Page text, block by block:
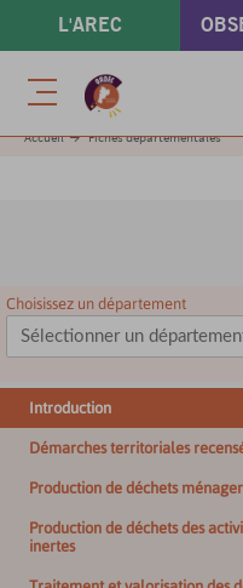
principal
L'AREC
Menu
Accueil Fiches départementales
Choisissez un département
Introduction
Démarches territoriales
Production de déchets
Production de déchets des
inertes